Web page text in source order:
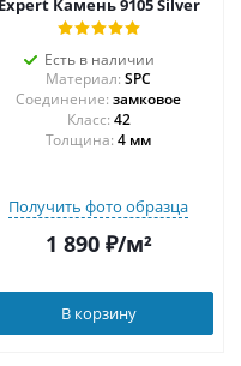
Expert Камень 9105 Silver
Есть в наличии
Материал: SPC
Соединение: замковое
42
Толщина: 4 мм
Получить фото образца
1 890₽/м²
В корзину